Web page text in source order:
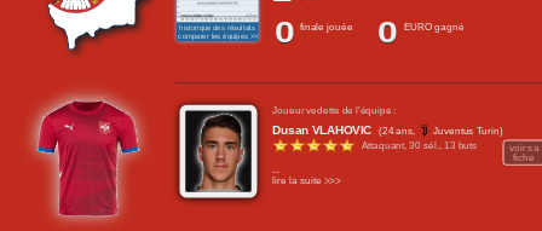
historique des résultats
comparer les équipes >>>
0 finale jouée 0 EURO gagné
Joueur vedette de l'équipe :
Dusan VLAHOVIC (24 ans, Juventus Turin)
voir sa
fiche
Attaquant,30 sél., 13 buts
lire la suite >>>
Contact / Signaler un bug
Mentions légales
site web Maxifoot.fr